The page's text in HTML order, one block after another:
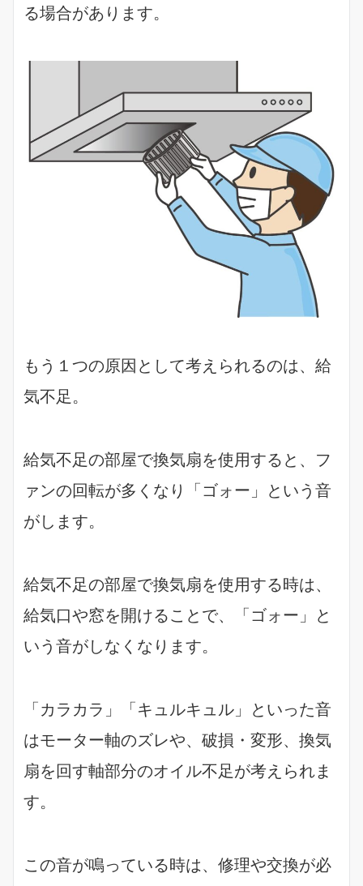
る場合があります。
もう１つの原因として考えられるのは、給
気不足。
給気不足の部屋で換気扇を使用すると、フ
ァンの回転が多くなり「ゴォー」という音
がします。
給気不足の部屋で換気扇を使用する時は、
給気口や窓を開けることで、「ゴォー」と
いう音がしなくなります。
「カラカラ」「キュルキュル」といった音
はモーター軸のズレや、破損・変形、換気
扇を回す軸部分のオイル不足が考えられま
す。
この音が鳴っている時は、修理や交換が必